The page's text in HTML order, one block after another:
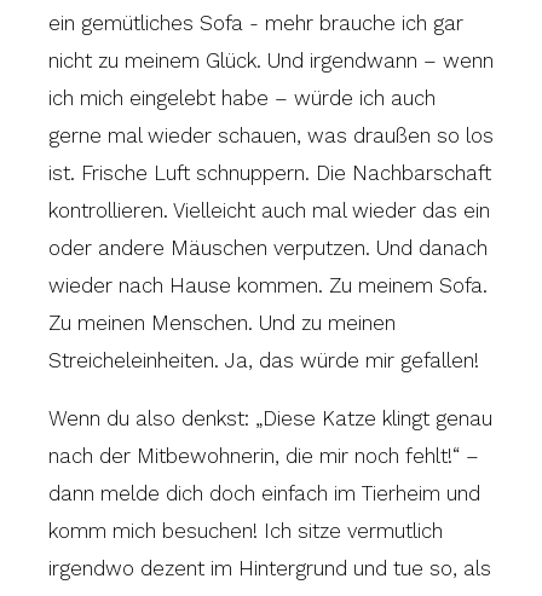
ein gemütliches Sofa - mehr brauche ich gar
nicht zu meinem Glück. Und irgendwann – wenn
ich mich eingelebt habe – würde ich auch
gerne mal wieder schauen, was draußen so los
ist. Frische Luft schnuppern. Die Nachbarschaft
kontrollieren. Vielleicht auch mal wieder das ein
oder andere Mäuschen verputzen. Und danach
wieder nach Hause kommen. Zu meinem Sofa.
Zu meinen Menschen. Und zu meinen
Streicheleinheiten. Ja, das würde mir gefallen!
Wenn du also denkst: „Diese Katze klingt genau
nach der Mitbewohnerin, die mir noch fehlt!“ –
dann melde dich doch einfach im Tierheim und
komm mich besuchen! Ich sitze vermutlich
irgendwo dezent im Hintergrund und tue so, als